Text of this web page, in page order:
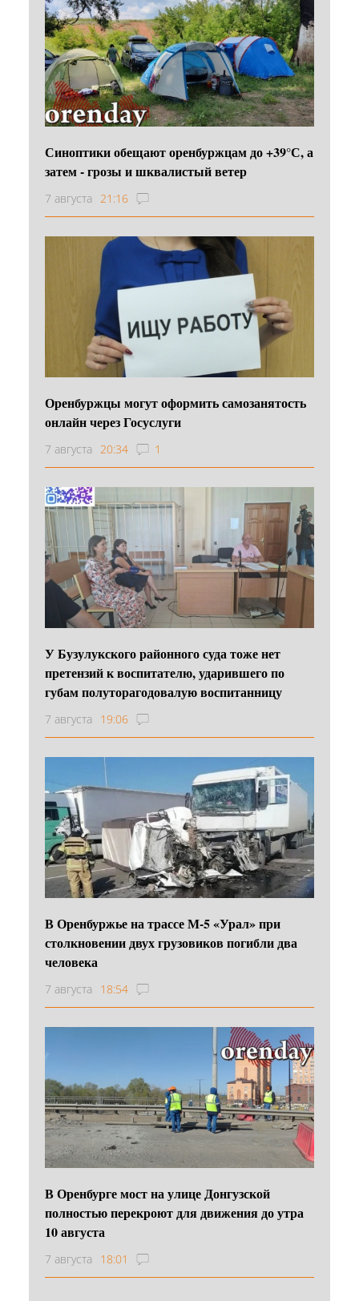
Синоптики обещают оренбуржцам до +39°С, а
затем - грозы и шквалистый ветер
7 августа 21:16
Оренбуржцы могут оформить самозанятость
онлайн через Госуслуги
7 августа 20:34 1
У Бузулукского районного суда тоже нет
претензий к воспитателю, ударившего по
губам полуторагодовалую воспитанницу
7 августа 19:06
В Оренбуржье на трассе М-5 «Урал» при
столкновении двух грузовиков погибли два
человека
7 августа 18:54
В Оренбурге мост на улице Донгузской
полностью перекроют для движения до утра
10 августа
7 августа 18:01